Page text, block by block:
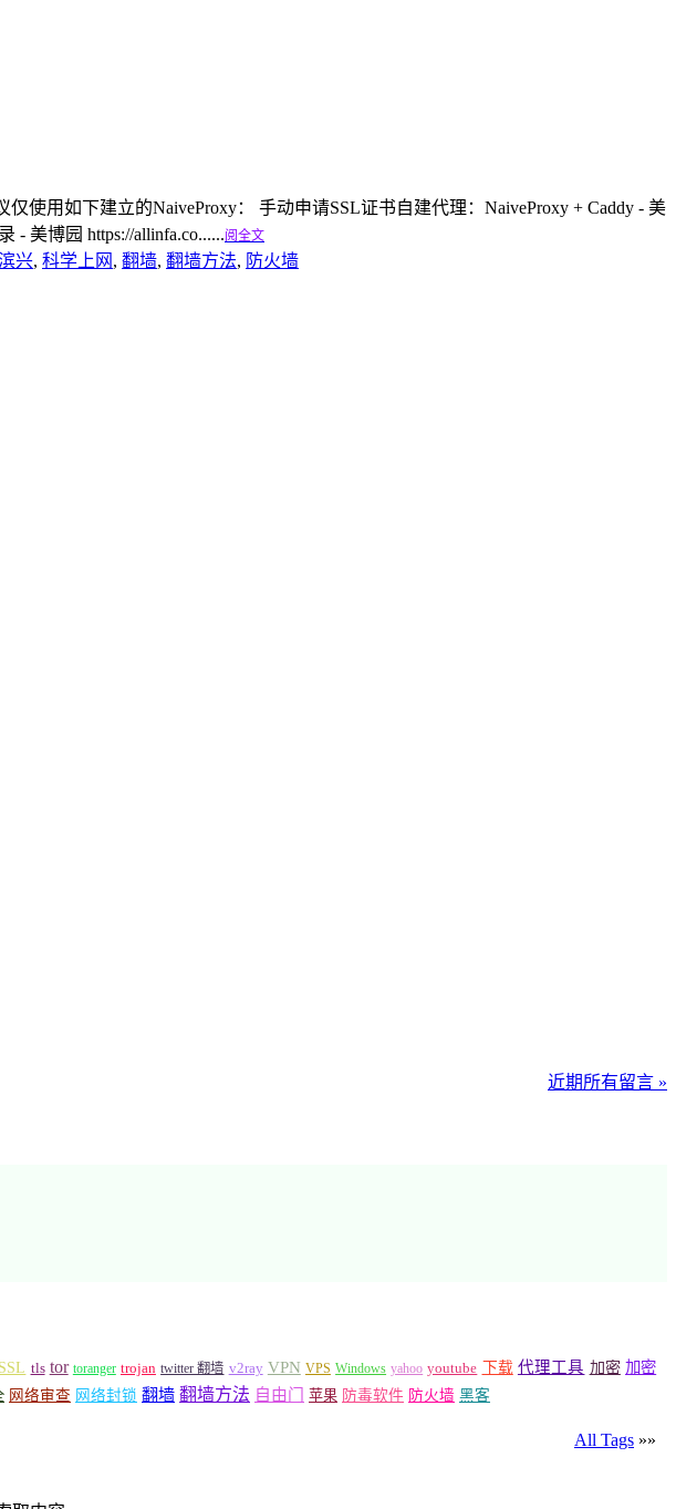
使用如下建立的NaiveProxy： 手动申请SSL证书自建代理：NaiveProxy + Caddy - 美
- 美博园 https://allinfa.co......阅全文
兴, 科学上网 , 翻墙, 翻墙方法, 防火墙
近期所有留言 »
SSL tls tor toranger trojan twitter 翻墙 v2ray VPN VPS Windows yahoo youtube 下载 代理工具 加密 加密
网络审查 网络封锁 翻墙 翻墙方法 自由门 苹果 防毒软件 防火墙 黑客
All Tags »»